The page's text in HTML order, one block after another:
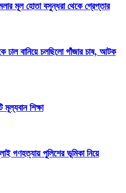
মূল হোতা বসুন্ধরা থেকে গ্রেপ্তার
ঢাল বানিয়ে চলছিলো গাঁজার চাষ, আটক
শিক্ষা
গণহত্যায় পুলিশের ভূমিকা নিয়ে